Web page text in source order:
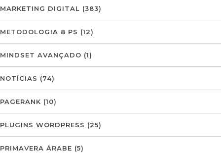
MARKETING DIGITAL (383)
METODOLOGIA 8 PS (12)
MINDSET AVANÇADO (1)
NOTÍCIAS (74)
PAGERANK (10)
PLUGINS WORDPRESS (25)
PRIMAVERA ÁRABE (5)